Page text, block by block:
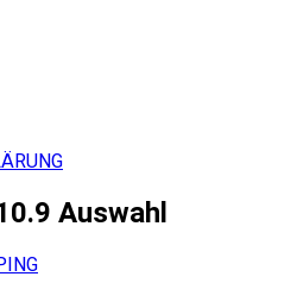
Auswahl